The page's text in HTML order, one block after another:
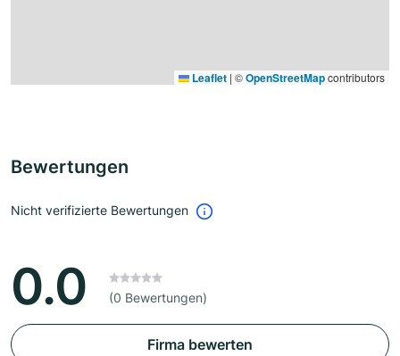
Leaflet | ©OpenStreetMapcontributors
Bewertungen
Nicht verifizierte Bewertungen
0.0 (0 Bewertungen)
Firma bewerten